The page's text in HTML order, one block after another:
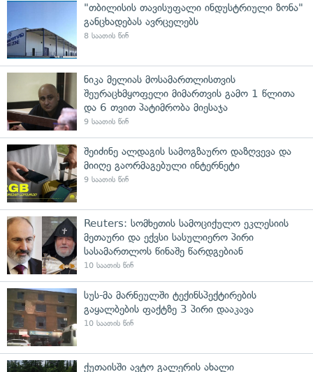
"თბილისის თავისუფალი ინდუსტრიული ზონა"
განცხადებას ავრცელებს
8 საათის წინ
ნიკა მელიას მოსამართლისთვის
შეურაცხმყოფელი მიმართვის გამო 1 წლითა
და 6 თვით პატიმრობა მიესაჯა
9 საათის წინ
შეიძინე ალდაგის სამოგზაურო დაზღვევა და
მიიღე გაორმაგებული ინტერნეტი
9 საათის წინ
Reuters: სომხეთის სამოციქულო ეკლესიის
მეთაური და ექვსი სასულიერო პირი
სასამართლოს წინაშე წარდგებიან
10 საათის წინ
სუს-მა მარნეულში ტექინსპექტირების
გაყალბების ფაქტზე 3 პირი დააკავა
10 საათის წინ
ქუთაისში ავტო გალერის ახალი